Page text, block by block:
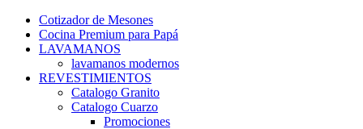
Cotizador de Mesones
Cocina Premium para Papá
LAVAMANOS
lavamanos modernos
REVESTIMIENTOS
Catalogo Granito
Catalogo Cuarzo
Promociones